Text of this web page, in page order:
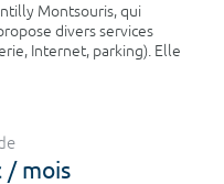
Montsouris, qui
divers services
Internet, parking). Elle
/ mois